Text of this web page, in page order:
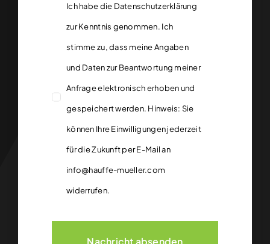
Ich habe die Datenschutzerklärung
zur Kenntnis genommen. Ich
stimme zu, dass meine Angaben
und Daten zur Beantwortung meiner
Anfrage elektronisch erhoben und
gespeichert werden. Hinweis: Sie
können Ihre Einwilligungen jederzeit
für die Zukunft per E-Mail an
info@hauffe-mueller.com
widerrufen.
Nachricht absenden